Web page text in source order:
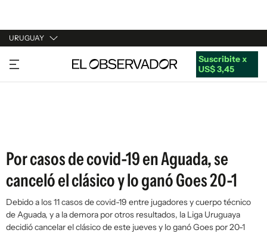
URUGUAY
URUGUAY
ARGENTINA
Suscribite x
US$ 3,45
Por casos de covid-19 en Aguada, se
canceló el clásico y lo ganó Goes 20-1
Debido a los 11 casos de covid-19 entre jugadores y cuerpo técnico
de Aguada, y a la demora por otros resultados, la Liga Uruguaya
decidió cancelar el clásico de este jueves y lo ganó Goes por 20-1